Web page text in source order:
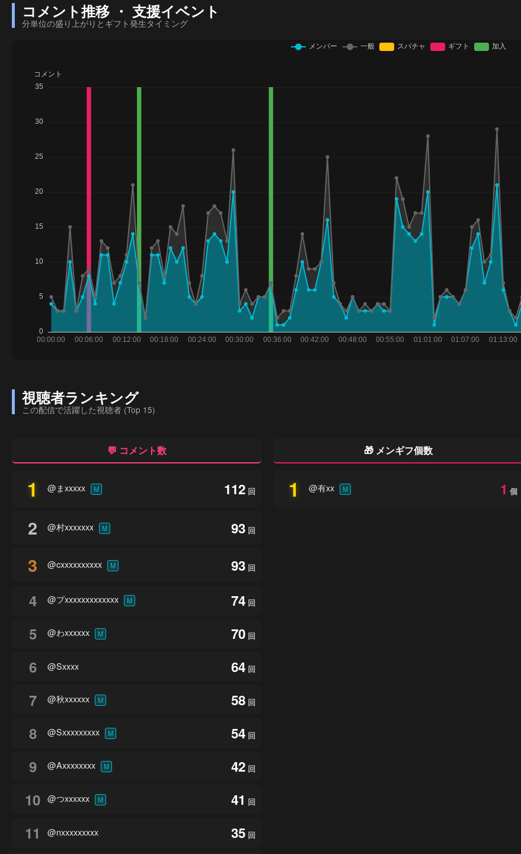
コメント推移 ・ 支援イベント
分単位の盛り上がりとギフト発生タイミング
視聴者ランキング
この配信で活躍した視聴者 (Top 15)
💬 コメント数
1 @まxxxxx M 112 回
2 @村xxxxxxx M 93 回
3 @cxxxxxxxxxx M 93 回
4 @プxxxxxxxxxxxxx M 74 回
5 @わxxxxxx M 70 回
6 @Sxxxx 64 回
7 @秋xxxxxx M 58 回
8 @Sxxxxxxxxx M 54 回
9 @Axxxxxxxx M 42 回
10 @つxxxxxx M 41 回
11 @nxxxxxxxxx 35 回
🎁 メンギフ個数
1 @有xx M 1 個